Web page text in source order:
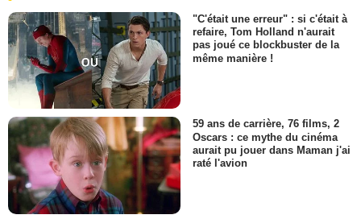
"C'était une erreur" : si c'était à
refaire, Tom Holland n'aurait
pas joué ce blockbuster de la
même manière !
59 ans de carrière, 76 films, 2
Oscars : ce mythe du cinéma
aurait pu jouer dans Maman j'ai
raté l'avion